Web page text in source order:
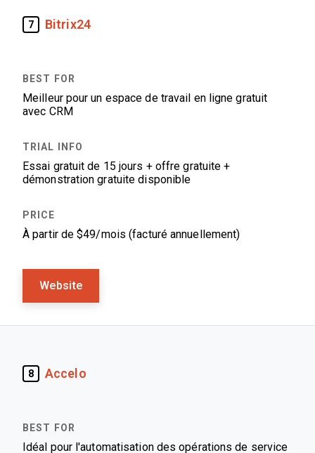
7 Bitrix24
Meilleur pour un espace de travail en ligne gratuit
avec CRM
Essai gratuit de 15 jours + offre gratuite +
démonstration gratuite disponible
À partir de $49/mois (facturé annuellement)
Website
8 Accelo
Idéal pour l'automatisation des opérations de service